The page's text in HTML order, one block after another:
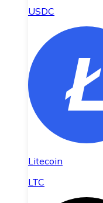
USDC
Litecoin
LTC